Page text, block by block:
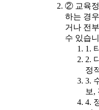
② 교육정
하는 경
거나 전
수 있습
1.
2.
정
3.
보,
4.